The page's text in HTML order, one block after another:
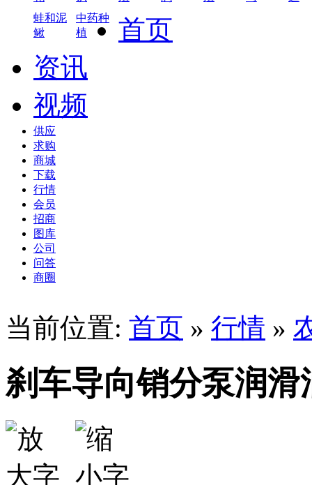
蛙和泥
鳅
中药种
植
首页
资讯
视频
供应
求购
商城
下载
行情
会员
招商
图库
公司
问答
商圈
当前位置: 首页 » 行情 »
刹车导向销分泵润滑